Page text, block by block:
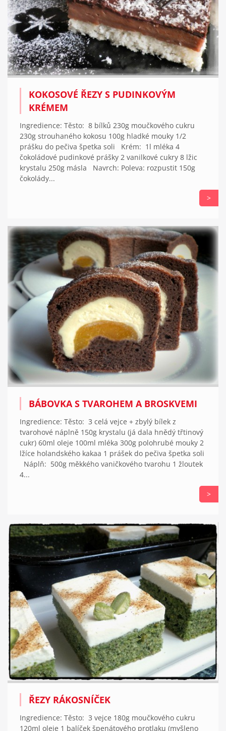
KOKOSOVÉ ŘEZY S PUDINKOVÝM
KRÉMEM
Ingredience: Těsto: 8 bílků 230g moučkového cukru
230g strouhaného kokosu 100g hladké mouky 1/2
prášku do pečiva špetka soli Krém: 1l mléka 4
čokoládové pudinkové prášky 2 vanilkové cukry 8 lžic
krystalu 250g másla Navrch: Poleva: rozpustit 150g
čokolády...
>
BÁBOVKA S TVAROHEM A BROSKVEMI
Ingredience: Těsto: 3 celá vejce + zbylý bílek z
tvarohové náplně 150g krystalu (já dala hnědý třtinový
cukr) 60ml oleje 100ml mléka 300g polohrubé mouky 2
lžíce holandského kakaa 1 prášek do pečiva špetka soli
Náplň: 500g měkkého vaničkového tvarohu 1 žloutek
4...
>
ŘEZY RÁKOSNÍČEK
Ingredience: Těsto: 3 vejce 180g moučkového cukru
120ml oleje 1 balíček špenátového protlaku (myšleno